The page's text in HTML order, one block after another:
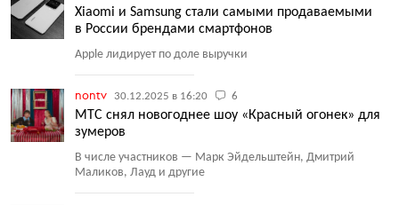
Xiaomi и Samsung стали самыми продаваемыми
в России брендами смартфонов
Apple лидирует по доле выручки
nontv 30.12.2025 в 16:20 6
МТС снял новогоднее шоу «Красный огонек» для
зумеров
В числе участников — Марк Эйдельштейн, Дмитрий
Маликов, Лауд и другие